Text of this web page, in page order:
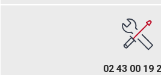
02 43 00 19